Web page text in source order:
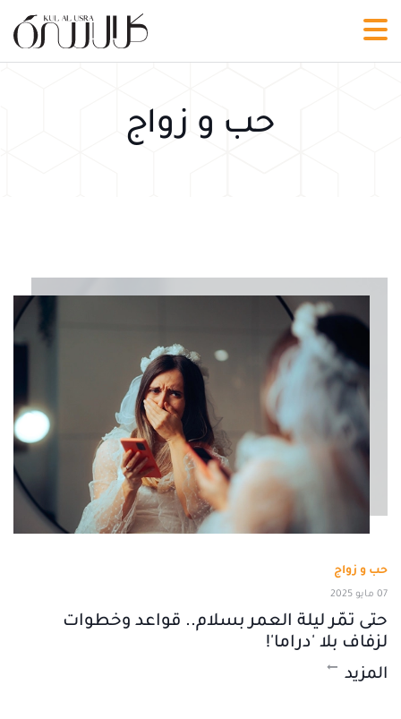
حب و زواج
حب و زواج
07 مايو 2025
حتى تمّر ليلة العمر بسلام.. قواعد وخطوات
لزفاف بلا 'دراما'!
المزيد